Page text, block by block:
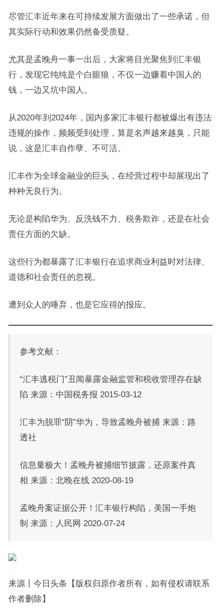
尽管汇丰近年来在可持续发展方面做出了一些承诺，但
其实际行动和效果仍然备受质疑。
尤其是孟晚舟一事一出后，大家将目光聚焦到汇丰银
行，发现它纯纯是个白眼狼，不仅一边赚着中国人的
钱，一边又坑中国人。
从2020年到2024年，国内多家汇丰银行都被爆出有违法
违规的操作，频频受到处理，算是名声越来越臭，只能
说，这是汇丰自作孽、不可活。
汇丰作为全球金融业的巨头，在经营过程中却展现出了
种种无良行为。
无论是构陷华为、反洗钱不力、税务欺诈，还是在社会
责任方面的欠缺。
这些行为都暴露了汇丰银行在追求商业利益时对法律、
道德和社会责任的忽视。
遭到众人的唾弃，也是它应得的报应。
参考文献：
“汇丰逃税门”丑闻暴露金融监管和税收管理存在缺
陷 来源：中国税务报 2015-03-12
汇丰为脱罪“阴”华为，导致孟晚舟被捕 来源：路
透社
信息量极大！孟晚舟被捕细节披露，还原案件真
相 来源：北晚在线 2020-08-19
孟晚舟案证据公开！汇丰银行构陷，美国一手炮
制 来源：人民网 2020-07-24
来源丨今日头条【版权归原作者所有，如有侵权请联系
作者删除】